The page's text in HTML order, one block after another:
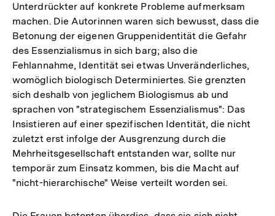
Unterdrückter auf konkrete Probleme aufmerksam
machen. Die Autorinnen waren sich bewusst, dass die
Betonung der eigenen Gruppenidentität die Gefahr
des Essenzialismus in sich barg; also die
Fehlannahme, Identität sei etwas Unveränderliches,
womöglich biologisch Determiniertes. Sie grenzten
sich deshalb von jeglichem Biologismus ab und
sprachen von "strategischem Essenzialismus": Das
Insistieren auf einer spezifischen Identität, die nicht
zuletzt erst infolge der Ausgrenzung durch die
Mehrheitsgesellschaft entstanden war, sollte nur
temporär zum Einsatz kommen, bis die Macht auf
"nicht-hierarchische" Weise verteilt worden sei.